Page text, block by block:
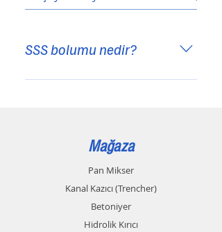
SSS bolumu nedir?
SSS bölümü, "Nasil gönderim
işletmemizle ilgili sık sorulan
sorulara hızlı bir şekilde yanıt almak
için kullanabilirsiniz.
Mağaza
Pan Mikser
Kanal Kazıcı (Trencher)
Betoniyer
Hidrolik Kırıcı